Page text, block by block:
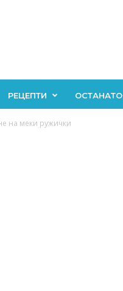
РЕЦЕПТИ ОСТАНАТО
на меки ружички